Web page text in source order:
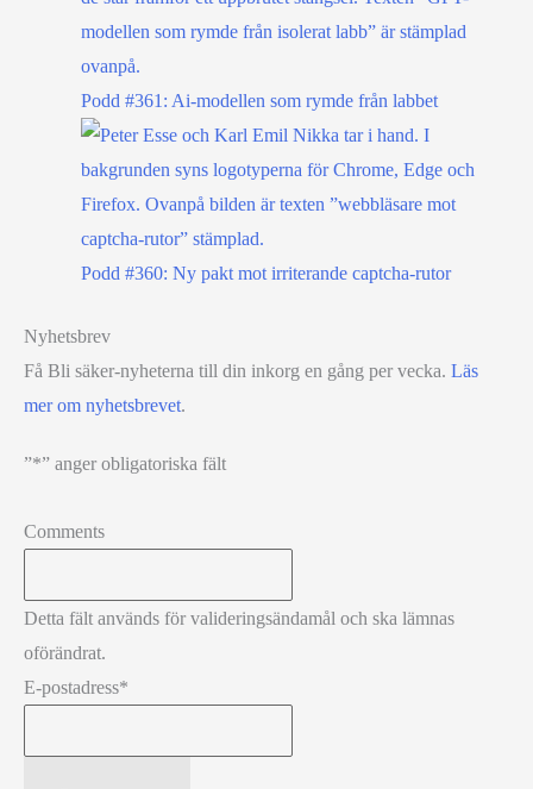
Podd #361: Ai-modellen som rymde från labbet
Podd #360: Ny pakt mot irriterande captcha-rutor
Nyhetsbrev
Få Bli säker-nyheterna till din inkorg en gång per vecka. Läs
mer om nyhetsbrevet.
”*” anger obligatoriska fält
Comments
Detta fält används för valideringsändamål och ska lämnas
oförändrat.
E-postadress*